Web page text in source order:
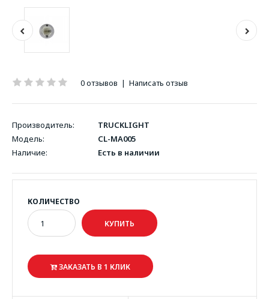
0 отзывов | Написать отзыв
Производитель:
TRUCKLIGHT
Модель:
CL-MA005
Наличие:
Есть в наличии
КОЛИЧЕСТВО
ЗАКАЗАТЬ В 1 КЛИК